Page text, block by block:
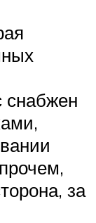
снабжен
за